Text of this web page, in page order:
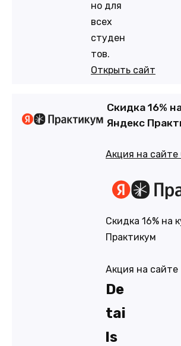
но для
всех
студен
тов.
Открыть сайт
Скидка 16%
Яндекс
Акция на сайте
Скидка 16% на
Практикум
Акция на сайте
De
tai
ls